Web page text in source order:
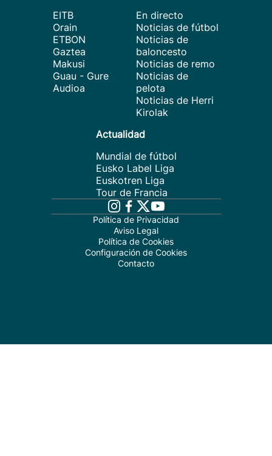
EITB
Orain
ETBON
Gaztea
Makusi
Guau - Gure
Audioa
En directo
Noticias de fútbol
Noticias de
baloncesto
Noticias de remo
Noticias de
pelota
Noticias de Herri
Kirolak
Actualidad
Mundial de fútbol
Eusko Label Liga
Euskotren Liga
Tour de Francia
Política de Privacidad
Aviso Legal
Política de Cookies
Configuración de Cookies
Contacto